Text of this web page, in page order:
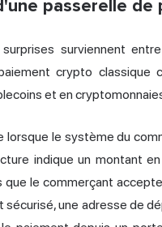
passerelle
surviennent
crypto
et en
lorsque le système du
indique un montant
le commerçant
sécurisé, une adresse de